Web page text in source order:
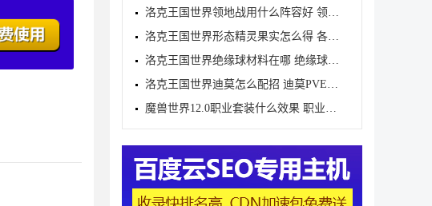
洛克王国世界领地战用什么阵容好 领地战速通阵容推荐
洛克王国世界形态精灵果实怎么得 各形态精灵果实获取
洛克王国世界绝缘球材料在哪 绝缘球材料收集线路攻略
洛克王国世界迪莫怎么配招 迪莫PVE与PVP配招推荐
魔兽世界12.0职业套装什么效果 职业套装一览